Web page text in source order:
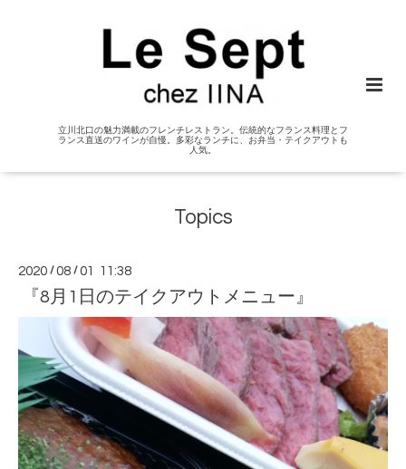
立川北口の魅力満載のフレンチレストラン。伝統的なフランス料理とフ
ランス直送のワインが自慢。多彩なランチに、お弁当・テイクアウトも
人気。
Topics
2020 /08 /01 11:38
『8月1日のテイクアウトメニュー』